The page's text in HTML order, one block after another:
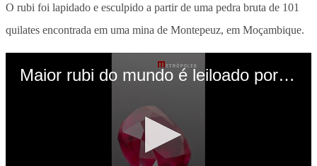
O rubi foi lapidado e esculpido a partir de uma pedra bruta de 101
quilates encontrada em uma mina de Montepeuz, em Moçambique.